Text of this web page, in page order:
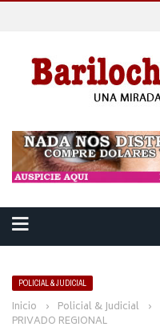
POLICIAL & JUDICIAL
Inicio › Policial & Judicial ›
PRIVADO REGIONAL